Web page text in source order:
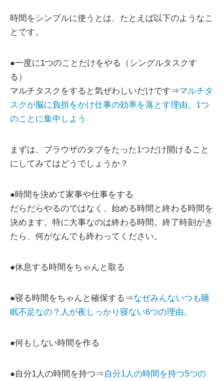
時間をシンプルに使うとは、たとえば以下のようなこ
とです。
●一度に1つのことだけをやる（シングルタスクす
る）
マルチタスクをすると気ぜわしいだけです⇒マルチタ
スクが脳に負担をかけ仕事の効率を落とす理由。1つ
のことに集中しよう
まずは、ブラウザのタブをたった1つだけ開けること
にしてみてはどうでしょうか？
●時間を決めて家事や仕事をする
だらだらやるのではなく、始める時間と終わる時間を
決めます。特に大事なのは終わる時間。終了時刻がき
たら、何がなんでも終わってください。
●休息する時間をちゃんと取る
●寝る時間をちゃんと確保する⇒なぜみんないつも睡
眠不足なの？人が夜しっかり寝ない6つの理由。
●何もしない時間を作る
●自分1人の時間を持つ⇒自分1人の時間を持つ5つの